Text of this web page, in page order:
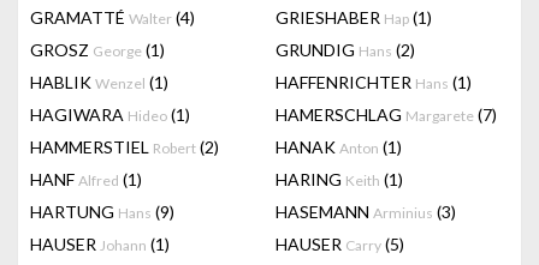
GRAMATTÉ Walter (4) GRIESHABER Hap (1)
GROSZ George (1) GRUNDIG Hans (2)
HABLIK Wenzel (1) HAFFENRICHTER Hans (1)
HAGIWARA Hideo (1) HAMERSCHLAG Margarete (7)
HAMMERSTIEL Robert (2) HANAK Anton (1)
HANF Alfred (1) HARING Keith (1)
HARTUNG Hans (9) HASEMANN Arminius (3)
HAUSER Johann (1) HAUSER Carry (5)